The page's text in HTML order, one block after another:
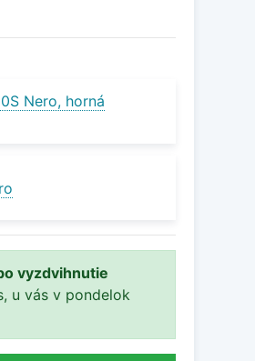
Nero, horná
vyzdvihnutie
u vás v pondelok